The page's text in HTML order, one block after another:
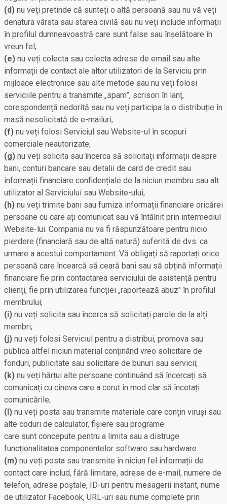
(d) nu veți pretinde că sunteți o altă persoană sau nu vă veți
denatura vârsta sau starea civilă sau nu veți include informații
în profilul dumneavoastră care sunt false sau înșelătoare în
vreun fel;
(e) nu veți colecta sau colecta adrese de email sau alte
informații de contact ale altor utilizatori de la Serviciu prin
mijloace electronice sau alte metode sau nu veți folosi
serviciile pentru a transmite „spam”, scrisori în lanț,
corespondență nedorită sau nu veți participa la o distribuție în
masă nesolicitată de e-mailuri;
(f) nu veți folosi Serviciul sau Website-ul în scopuri
comerciale neautorizate;
(g) nu veți solicita sau încerca să solicitați informații despre
bani, conturi bancare sau detalii de card de credit sau
informații financiare confidențiale de la niciun membru sau alt
utilizator al Serviciului sau Website-ului;
(h) nu veți trimite bani sau furniza informații financiare oricărei
persoane cu care ați comunicat sau vă întâlnit prin intermediul
Website-lui. Compania nu va fi răspunzătoare pentru nicio
pierdere (financiară sau de altă natură) suferită de dvs. ca
urmare a acestui comportament. Vă obligați să raportați orice
persoană care încearcă să ceară bani sau să obțină informații
financiare fie prin contactarea serviciului de asistență pentru
clienți, fie prin utilizarea funcției „raportează abuz" în profilul
membrului;
(i) nu veți solicita sau încerca să solicitați parole de la alți
membri;
(j) nu veți folosi Serviciul pentru a distribui, promova sau
publica altfel niciun material conținând vreo solicitare de
fonduri, publicitate sau solicitare de bunuri sau servicii;
(k) nu veți hărțui alte persoane continuând să încercați să
comunicați cu cineva care a cerut în mod clar să încetați
comunicările;
(l) nu veți posta sau transmite materiale care conțin viruși sau
alte coduri de calculator, fișiere sau programe
care sunt concepute pentru a limita sau a distruge
funcționalitatea componentelor software sau hardware.
(m) nu veți posta sau transmite în niciun fel informații de
contact care includ, fără limitare, adrese de e-mail, numere de
telefon, adrese poștale, ID-uri pentru mesagerii instant, nume
de utilizator Facebook, URL-uri sau nume complete prin